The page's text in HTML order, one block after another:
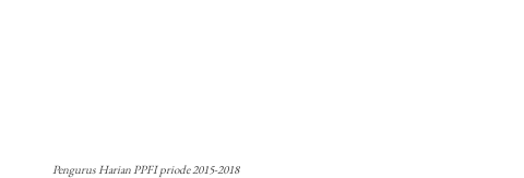
Pengurus Harian PPFI priode 2015-2018